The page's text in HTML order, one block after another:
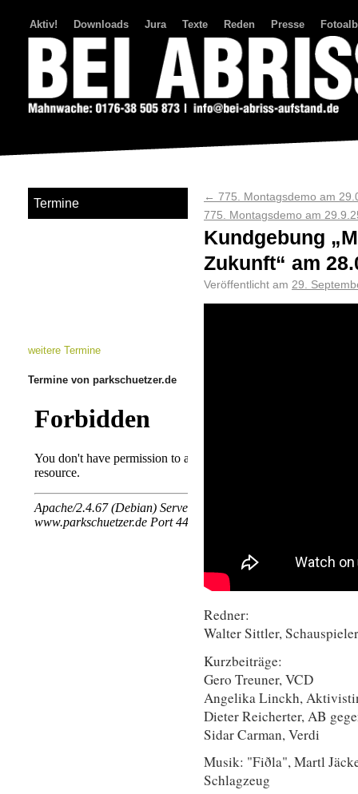
Aktiv! Downloads Jura Texte Reden Presse
← 775. Montagsdemo am
775. Montagsdemo am
Kundgebung
Zukunft“ am
Veröffentlicht am 29.
Redner:
Walter Sittler, Schauspieler
Kurzbeiträge:
Gero Treuner, VCD
Angelika Linckh,
Dieter Reicherter, AB
Sidar Carman, Verdi
Musik: "Fiðla", Martl
Schlagzeug
Termine
weitere Termine
Termine von parkschuetzer.de